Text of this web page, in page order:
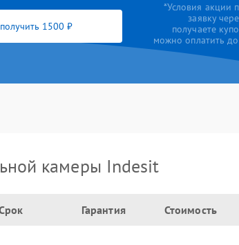
1500 ₽
*Условия акции
заявку
получаете
можно оплатить
камеры Indesit
Гарантия Стоимость